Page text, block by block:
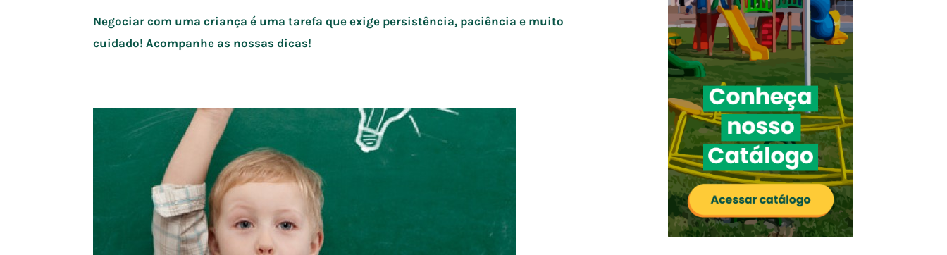
Negociar com uma criança é uma tarefa que exige persistência, paciência e muito
cuidado! Acompanhe as nossas dicas!